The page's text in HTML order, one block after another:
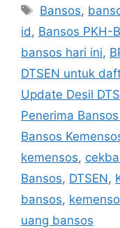
Tag
Bansos,
id, Bansos PKH-
bansos hari ini,
DTSEN untuk
Update Desil
Penerima
Bansos
kemensos,
Bansos, DTSEN,
bansos,
uang bansos